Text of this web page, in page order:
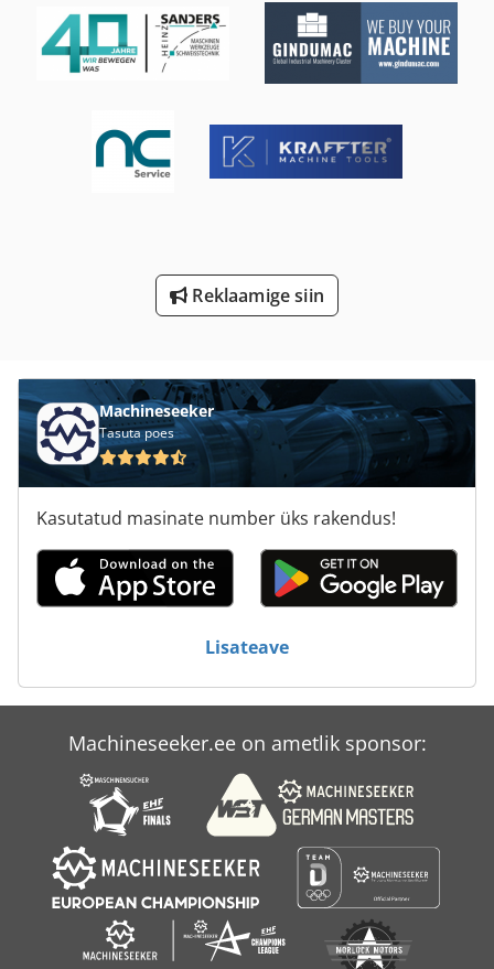
Tolmuimeja Fif
Top Setter
Tos Fn 20
Tos Fngj 20
Reklaamige siin
Machineseeker
Tasuta poes
Kasutatud masinate number üks rakendus!
Lisateave
Machineseeker.ee on ametlik sponsor: